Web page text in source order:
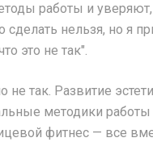
работы и уверяют,
сделать нельзя, но я
это не так".
не так. Развитие
методики
фитнес — все